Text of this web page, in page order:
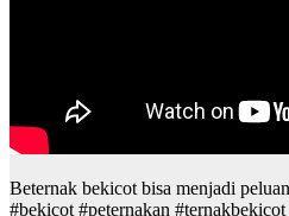
Beternak bekicot bisa menjadi
#bekicot #peternakan #ternakbekicot